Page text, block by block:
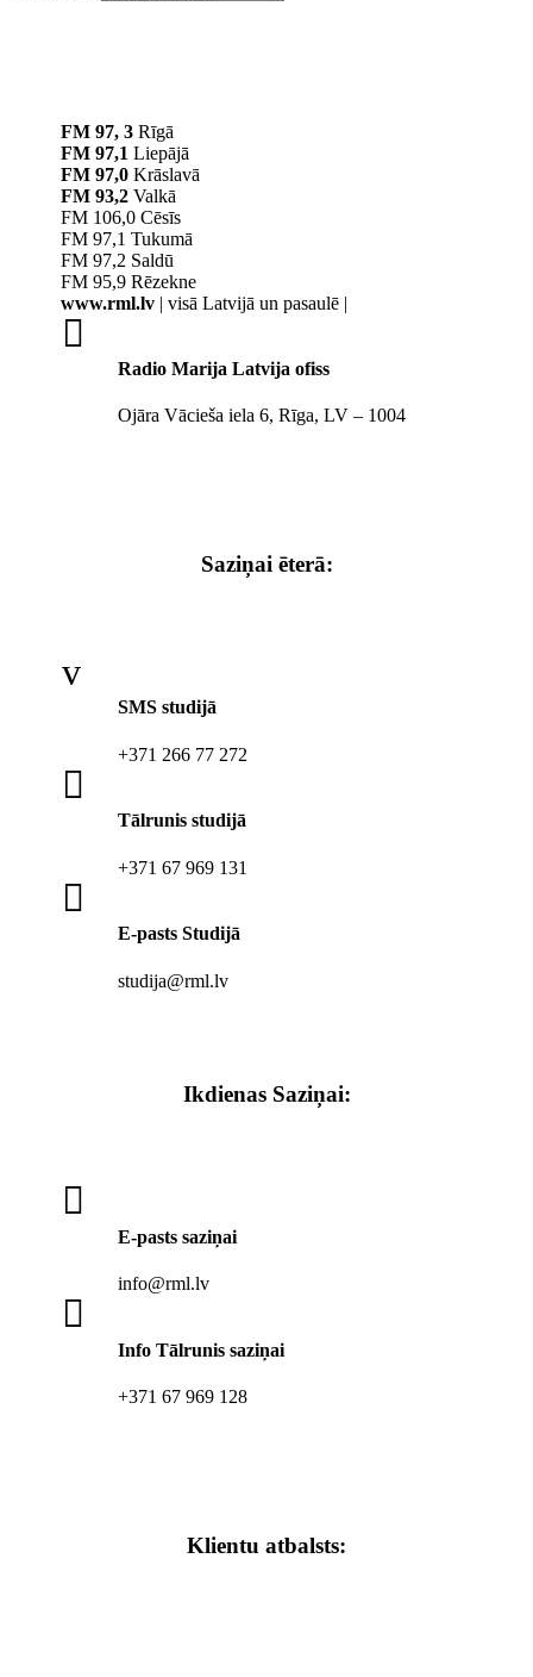
FM 97, 3 Rīgā
FM 97,1 Liepājā
FM 97,0 Krāslavā
FM 93,2Valkā
FM 106,0 Cēsīs
FM 97,1 Tukumā
FM 97,2 Saldū
FM 95,9 Rēzekne
www.rml.lv | visā Latvijā un pasaulē |

Radio Marija Latvija ofiss
Ojāra Vācieša iela 6, Rīga, LV – 1004
Saziņai ēterā:
v
SMS studijā
+371 266 77 272

Tālrunis studijā
+371 67 969 131

E-pasts Studijā
studija@rml.lv
Ikdienas Saziņai:

E-pasts saziņai
info@rml.lv

Info Tālrunis saziņai
+371 67 969 128
Klientu atbalsts: